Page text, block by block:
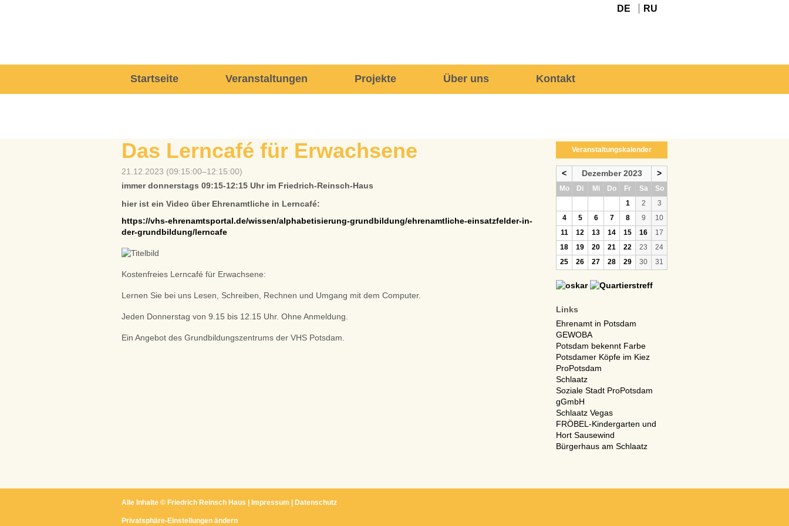
DE RU
Startseite Veranstaltungen Projekte Über uns Kontakt
Das Lerncafé für Erwachsene
21.12.2023 (09:15:00–12:15:00)
immer donnerstags 09:15-12:15 Uhr im Friedrich-Reinsch-Haus
hier ist ein Video über Ehrenamtliche in Lerncafé:
https://vhs-ehrenamtsportal.de/wissen/alphabetisierung-grundbildung/ehrenamtliche-einsatzfelder-in-
der-grundbildung/lerncafe
Kostenfreies Lerncafé für Erwachsene:
Lernen Sie bei uns Lesen, Schreiben, Rechnen und Umgang mit dem Computer.
Jeden Donnerstag von 9.15 bis 12.15 Uhr. Ohne Anmeldung.
Ein Angebot des Grundbildungszentrums der VHS Potsdam.
Veranstaltungskalender
< Dezember 2023 >
Montag
Dienstag
Mittwoch
Donnerstag
Freitag
Samstag
Sonntag
1
2
3
4
5 6 7 8 9
10
11
12 13 14 15 16
17
18
19 20 21 22 23
24
25
26 27 28 29 30 31
Links
Ehrenamt in Potsdam
GEWOBA
Potsdam bekennt Farbe
Potsdamer Köpfe im Kiez
ProPotsdam
Schlaatz
Soziale Stadt ProPotsdam
gGmbH
Schlaatz Vegas
FRÖBEL-Kindergarten und
Hort Sausewind
Bürgerhaus am Schlaatz
Alle Inhalte © Friedrich Reinsch Haus Impressum Datenschutz
Privatsphäre-Einstellungen ändern